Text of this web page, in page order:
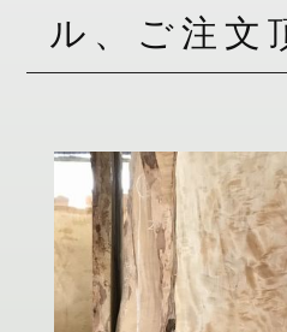
ル、ご注文